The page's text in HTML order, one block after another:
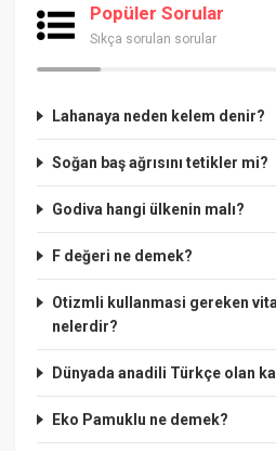
Popüler Sorular
Sıkça sorulan sorular
Lahanaya neden kelem denir?
Soğan baş ağrısını tetikler mi?
Godiva hangi ülkenin malı?
F değeri ne demek?
Otizmli kullanmasi gereken
nelerdir?
Dünyada anadili Türkçe olan
Eko Pamuklu ne demek?